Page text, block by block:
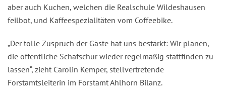
aber auch Kuchen, welchen die Realschule Wildeshausen
feilbot, und Kaffeespezialitäten vom Coffeebike.
„Der tolle Zuspruch der Gäste hat uns bestärkt: Wir planen,
die öffentliche Schafschur wieder regelmäßig stattfinden zu
lassen“, zieht Carolin Kemper, stellvertretende
Forstamtsleiterin im Forstamt Ahlhorn Bilanz.